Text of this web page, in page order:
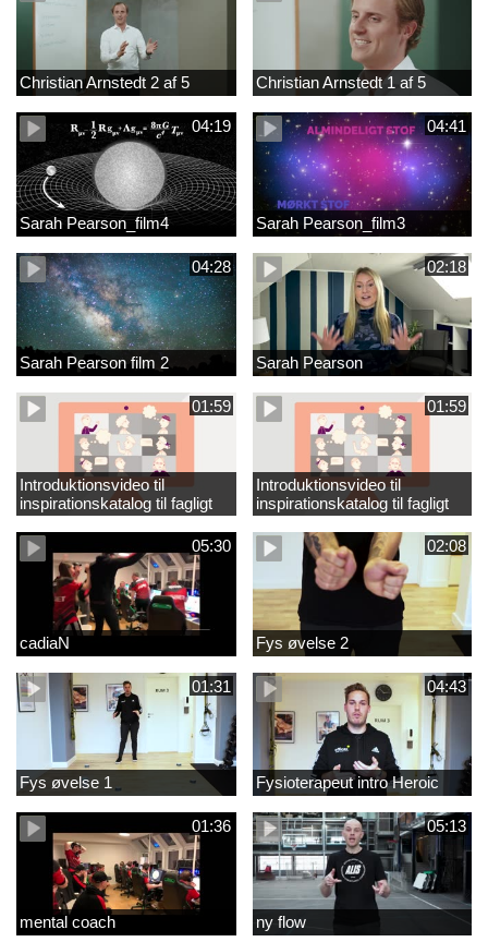
Christian Arnstedt 2 af 5 Christian Arnstedt 1 af 5
04:19
Sarah Pearson_film4
04:41
Sarah Pearson_film3
04:28
Sarah Pearson film 2
02:18
Sarah Pearson
01:59
Introduktionsvideo til
inspirationskatalog til fagligt
løft_tilrettet
01:59
Introduktionsvideo til
inspirationskatalog til fagligt
løft
05:30
cadiaN
02:08
Fys øvelse 2
01:31
Fys øvelse 1
04:43
Fysioterapeut intro Heroic
01:36
mental coach
05:13
ny flow